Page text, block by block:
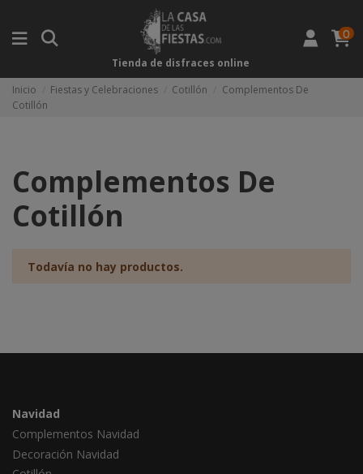
Tienda de disfraces online
0
Inicio Fiestas y Celebraciones Cotillón
Complementos De
Cotillón
Complementos De
Cotillón
Todavía no hay productos.
Navidad
Complementos Navidad
Decoración Navidad